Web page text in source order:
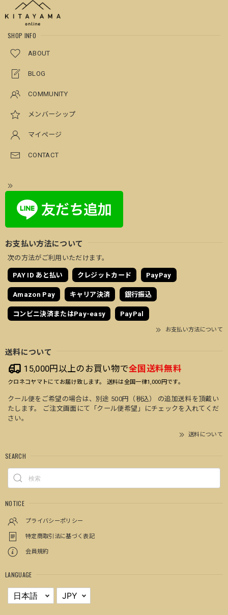
SHOP INFO
ABOUT
BLOG
COMMUNITY
メンバーシップ
マイページ
CONTACT
お支払い方法について
次の方法がご利用いただけます。
PAY ID あと払い クレジットカード PayPay
Amazon Pay キャリア決済 銀行振込
コンビニ決済またはPay-easy PayPal
お支払い方法について
送料について
15,000円以上のお買い物で全国送料無料
クロネコヤマトにてお届け致します。 送料は全国一律1,000円です。
クール便をご希望の場合は、別途 500円（税込） の追加送料を頂戴い
たします。 ご注文画面にて「クール便希望」にチェックを入れてくだ
さい。
送料について
SEARCH
NOTICE
プライバシーポリシー
特定商取引法に基づく表記
会員規約
LANGUAGE